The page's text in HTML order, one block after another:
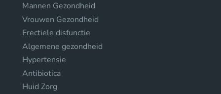
Mannen Gezondheid
Vrouwen Gezondheid
Erectiele disfunctie
Algemene gezondheid
Hypertensie
Antibiotica
Huid Zorg